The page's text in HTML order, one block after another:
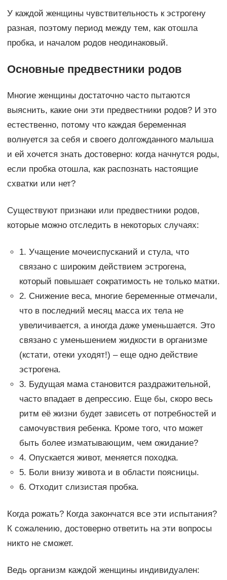
У каждой женщины чувствительность к эстрогену
разная, поэтому период между тем, как отошла
пробка, и началом родов неодинаковый.
Основные предвестники родов
Многие женщины достаточно часто пытаются
выяснить, какие они эти предвестники родов? И это
естественно, потому что каждая беременная
волнуется за себя и своего долгожданного малыша
и ей хочется знать достоверно: когда начнутся роды,
если пробка отошла, как распознать настоящие
схватки или нет?
Существуют признаки или предвестники родов,
которые можно отследить в некоторых случаях:
1. Учащение мочеиспусканий и стула, что
связано с широким действием эстрогена,
который повышает сократимость не только матки.
2. Снижение веса, многие беременные отмечали,
что в последний месяц масса их тела не
увеличивается, а иногда даже уменьшается. Это
связано с уменьшением жидкости в организме
(кстати, отеки уходят!) – еще одно действие
эстрогена.
3. Будущая мама становится раздражительной,
часто впадает в депрессию. Еще бы, скоро весь
ритм её жизни будет зависеть от потребностей и
самочувствия ребенка. Кроме того, что может
быть более изматывающим, чем ожидание?
4. Опускается живот, меняется походка.
5. Боли внизу живота и в области поясницы.
6. Отходит слизистая пробка.
Когда рожать? Когда закончатся все эти испытания?
К сожалению, достоверно ответить на эти вопросы
никто не сможет.
Ведь организм каждой женщины индивидуален: